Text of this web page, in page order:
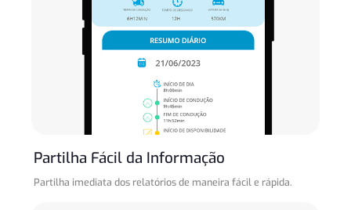
Partilha Fácil da Informação
Partilha imediata dos relatórios de maneira fácil e rápida.